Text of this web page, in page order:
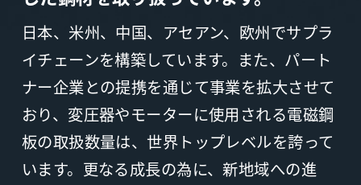
日本、米州、中国、アセアン、欧州でサプラ
イチェーンを構築しています。また、パート
ナー企業との提携を通じて事業を拡大させて
おり、変圧器やモーターに使用される電磁鋼
板の取扱数量は、世界トップレベルを誇って
います。更なる成長の為に、新地域への進